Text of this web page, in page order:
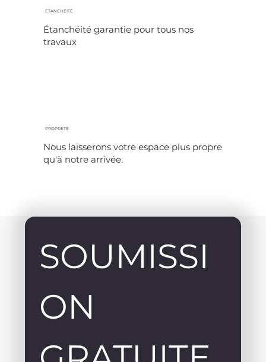
ÉTANCHÉITÉ
Étanchéité garantie pour tous nos
travaux
PROPRETÉ
Nous laisserons votre espace plus propre
qu'à notre arrivée.​
SOUMISSI
ON